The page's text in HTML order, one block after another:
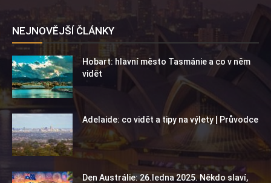
NEJNOVĚJŠÍ ČLÁNKY
Hobart: hlavní město Tasmánie a co v něm
vidět
Adelaide: co vidět a tipy na výlety | Průvodce
Den Austrálie: 26.ledna 2025. Někdo slaví,